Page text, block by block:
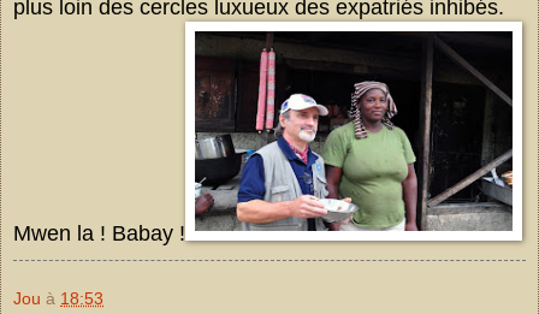
plus loin des cercles luxueux des expatriés inhibés.
Mwen la ! Babay !
Jou à 18:53